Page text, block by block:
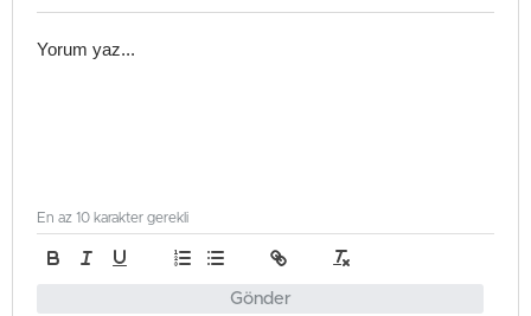
Gönder
En az 10 karakter gerekli